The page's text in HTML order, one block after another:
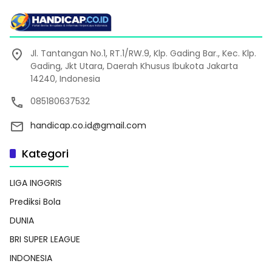
Jl. Tantangan No.1, RT.1/RW.9, Klp. Gading Bar., Kec. Klp.
Gading, Jkt Utara, Daerah Khusus Ibukota Jakarta
14240, Indonesia
085180637532
handicap.co.id@gmail.com
Kategori
LIGA INGGRIS
Prediksi Bola
DUNIA
BRI SUPER LEAGUE
INDONESIA